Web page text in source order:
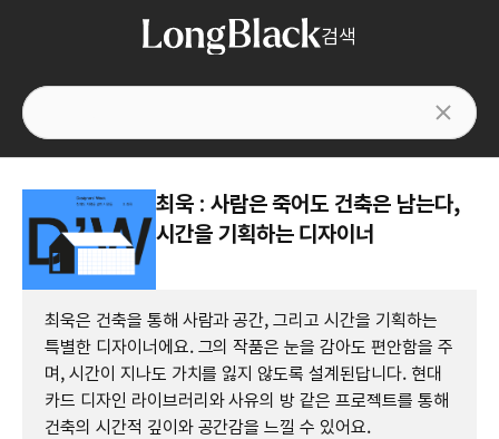
검색
최욱 : 사람은 죽어도 건축은 남는다,
시간을 기획하는 디자이너
최욱은 건축을 통해 사람과 공간, 그리고 시간을 기획하는
특별한 디자이너에요. 그의 작품은 눈을 감아도 편안함을 주
며, 시간이 지나도 가치를 잃지 않도록 설계된답니다. 현대
카드 디자인 라이브러리와 사유의 방 같은 프로젝트를 통해
건축의 시간적 깊이와 공간감을 느낄 수 있어요.